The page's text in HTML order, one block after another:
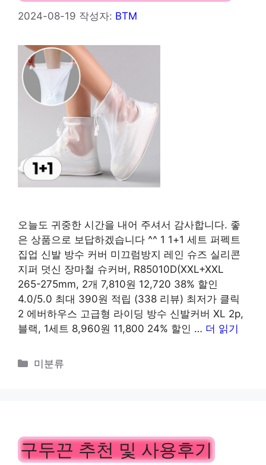
2024-08-19 작성자: BTM
오늘도 귀중한 시간을 내어 주셔서 감사합니다. 좋
은 상품으로 보답하겠습니다 ^^ 1 1+1 세트 퍼펙트
집업 신발 방수 커버 미끄럼방지 레인 슈즈 실리콘
지퍼 덧신 장마철 슈커버, R85010D(XXL+XXL
265-275mm, 2개 7,810원 12,720 38% 할인
4.0/5.0 최대 390원 적립 (338 리뷰) 최저가 클릭
2 에버하우스 고급형 라이딩 방수 신발커버 XL 2p,
블랙, 1세트 8,960원 11,800 24% 할인 … 더 읽기
카
미분류
구두끈 추천 및 사용후기